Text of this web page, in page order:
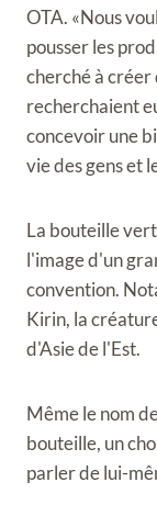
OTA. «Nous
pousser les
cherché à créer
recherchaient
concevoir une
vie des gens et
La bouteille
l'image d'un
convention.
Kirin, la
d'Asie de l'Est.
Même le nom
bouteille, un
parler de lui-